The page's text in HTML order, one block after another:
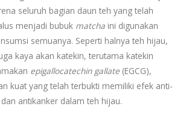
seluruh bagian daun teh yang telah
menjadi bubuk matcha ini digunakan
semuanya. Seperti halnya teh hijau,
kaya akan katekin, terutama katekin
epigallocatechin gallate (EGCG),
kuat yang telah terbukti memiliki efek anti-
antikanker dalam teh hijau.